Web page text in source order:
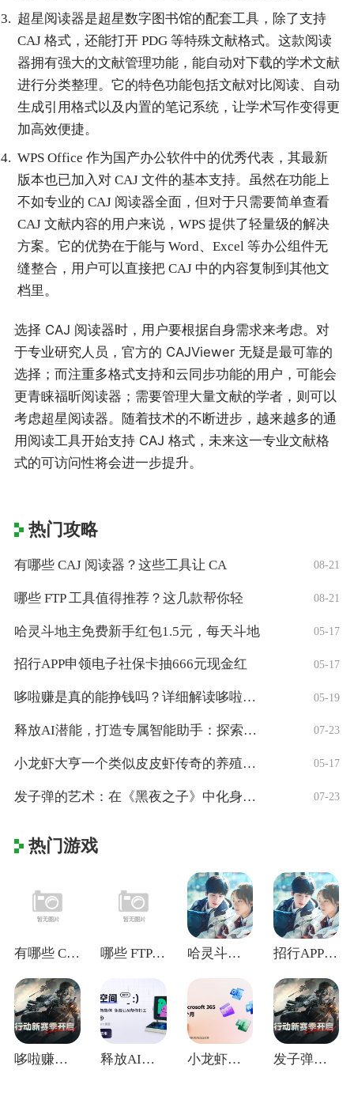
超星阅读器是超星数字图书馆的配套工具，除了支持
CAJ 格式，还能打开 PDG 等特殊文献格式。这款阅读
器拥有强大的文献管理功能，能自动对下载的学术文献
进行分类整理。它的特色功能包括文献对比阅读、自动
生成引用格式以及内置的笔记系统，让学术写作变得更
加高效便捷。
WPS Office 作为国产办公软件中的优秀代表，其最新
版本也已加入对 CAJ 文件的基本支持。虽然在功能上
不如专业的 CAJ 阅读器全面，但对于只需要简单查看
CAJ 文献内容的用户来说，WPS 提供了轻量级的解决
方案。它的优势在于能与 Word、Excel 等办公组件无
缝整合，用户可以直接把 CAJ 中的内容复制到其他文
档里。
选择 CAJ 阅读器时，用户要根据自身需求来考虑。对
于专业研究人员，官方的 CAJViewer 无疑是最可靠的
选择；而注重多格式支持和云同步功能的用户，可能会
更青睐福昕阅读器；需要管理大量文献的学者，则可以
考虑超星阅读器。随着技术的不断进步，越来越多的通
用阅读工具开始支持 CAJ 格式，未来这一专业文献格
式的可访问性将会进一步提升。
热门攻略
有哪些 CAJ 阅读器？这些工具让 CA 08-21
哪些 FTP 工具值得推荐？这几款帮你轻 08-21
哈灵斗地主免费新手红包1.5元，每天斗地 05-17
招行APP申领电子社保卡抽666元现金红 05-17
哆啦赚是真的能挣钱吗？详细解读哆啦赚是不 05-19
释放AI潜能，打造专属智能助手：探索字节 07-23
小龙虾大亨一个类似皮皮虾传奇的养殖得分红 05-17
发子弹的艺术：在《黑夜之子》中化身复仇幽 07-23
热门游戏
有哪些 CAJ 阅读器？这些工具让 CA 哪些 FTP 工具值得推荐？这几款帮你轻 哈灵斗地主免费新手红包1.5元，每天斗地 招行APP申领电子社保卡抽666元现金红
哆啦赚是真的能挣钱吗？详细解读哆啦赚是不 释放AI潜能，打造专属智能助手：探索字节 小龙虾大亨一个类似皮皮虾传奇的养殖得分红 发子弹的艺术：在《黑夜之子》中化身复仇幽